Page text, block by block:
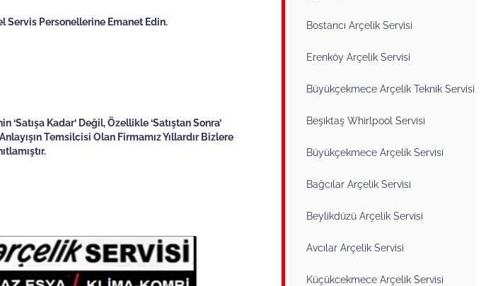
Personellerine Emanet Edin.
Kadar’ Değil, Özellikle ‘Satıştan Sonra’
Temsilcisi Olan Firmamız Yıllardır Bizlere
Bostancı Arçelik Servisi
Erenköy Arçelik Servisi
Büyükçekmece Arçelik Teknik Servisi
Beşiktaş Whirlpool Servisi
Büyükçekmece Arçelik Servisi
Bağcılar Arçelik Servisi
Beylikdüzü Arçelik Servisi
Avcılar Arçelik Servisi
Küçükcekmece Arçelik Servisi